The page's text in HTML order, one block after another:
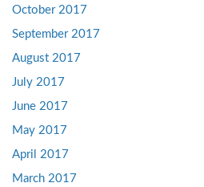
October 2017
September 2017
August 2017
July 2017
June 2017
May 2017
April 2017
March 2017